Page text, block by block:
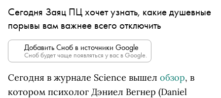
Сегодня Заяц ПЦ хочет узнать, какие душевные
порывы вам важнее всего отключить
Добавить Сноб в источники Google
Сноб будет чаще появляться у вас в Google.
Сегодня в журнале Science вышел обзор, в
котором психолог Дэниел Вегнер (Daniel